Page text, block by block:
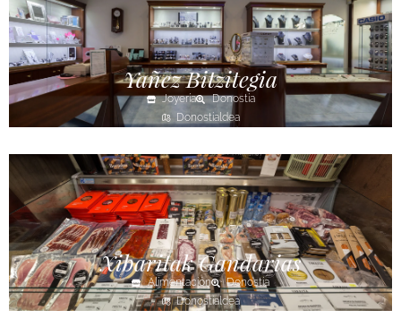
Yañez Bitzitegia
Joyería
Donostia
Donostialdea
Xibaritak Gandarias
Alimentación
Donostia
Donostialdea